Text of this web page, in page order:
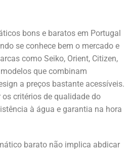
bons e baratos em Portugal
se conhece bem o mercado e
como Seiko, Orient, Citizen,
que combinam
a preços bastante acessíveis.
critérios de qualidade do
à água e garantia na hora
barato não implica abdicar